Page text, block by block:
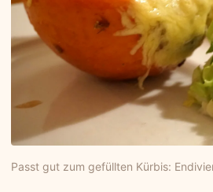
Passt gut zum gefüllten Kürbis: